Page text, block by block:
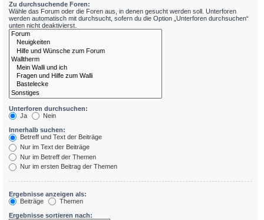
Zu durchsuchende Foren:
Wähle das Forum oder die Foren aus, in denen gesucht werden soll. Unterforen
werden automatisch mit durchsucht, sofern du die Option „Unterforen durchsuchen“
unten nicht deaktivierst.
Unterforen durchsuchen:
Ja
Nein
Innerhalb suchen:
Betreff und Text der Beiträge
Nur im Text der Beiträge
Nur im Betreff der Themen
Nur im ersten Beitrag der Themen
Ergebnisse anzeigen als:
Beiträge
Themen
Ergebnisse sortieren nach: